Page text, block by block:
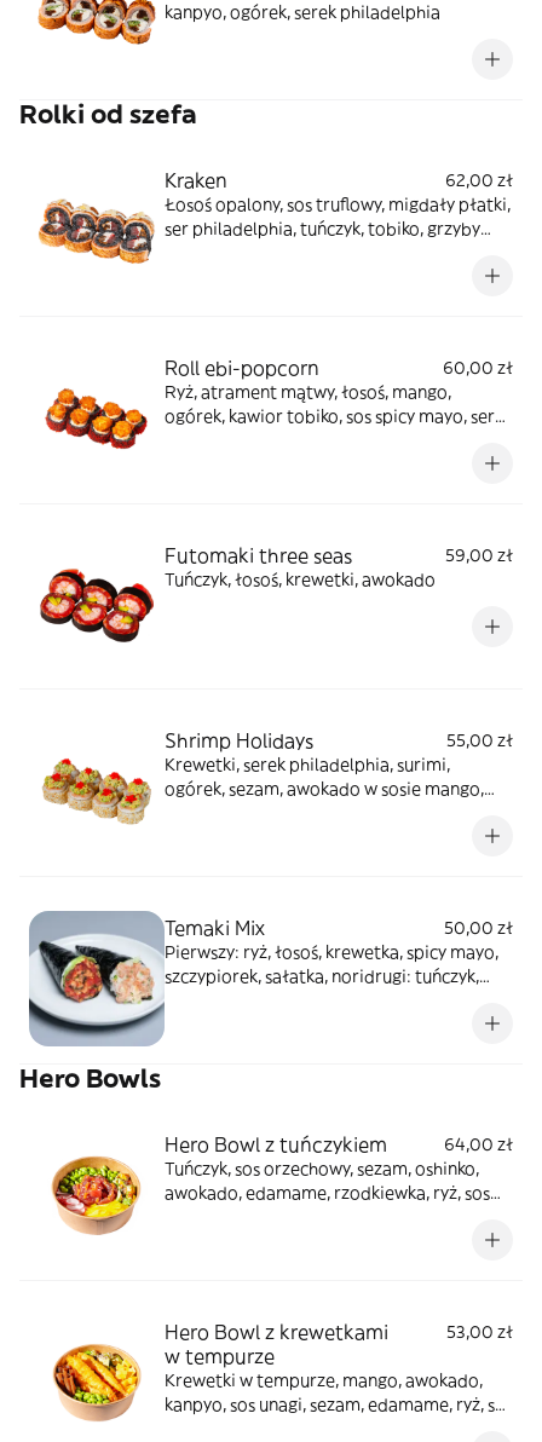
kanpyo, ogórek, serek philadelphia
Rolki od szefa
Kraken
62,00 zł
Łosoś opalony, sos truflowy, migdały płatki,
ser philadelphia, tuńczyk, tobiko, grzyby
Roll ebi-popcorn
60,00 zł
Ryż, atrament mątwy, łosoś, mango,
ogórek, kawior tobiko, sos spicy mayo, serek
Futomaki three seas
59,00 zł
Tuńczyk, łosoś, krewetki, awokado
Shrimp Holidays
55,00 zł
Krewetki, serek philadelphia, surimi,
ogórek, sezam, awokado w sosie mango,
Temaki Mix
50,00 zł
Pierwszy: ryż, łosoś, krewetka, spicy mayo,
szczypiorek, sałatka, noridrugi: tuńczyk,
Hero Bowls
Hero Bowl z tuńczykiem
64,00 zł
Tuńczyk, sos orzechowy, sezam, oshinko,
awokado, edamame, rzodkiewka, ryż, sos
Hero Bowl z krewetkami
w tempurze
53,00 zł
Krewetki w tempurze, mango, awokado,
kanpyo, sos unagi, sezam, edamame, ryż, sos